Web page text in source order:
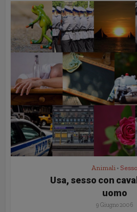
Animali • Sesso
Usa, sesso con
uomo
9 Giugno 2006